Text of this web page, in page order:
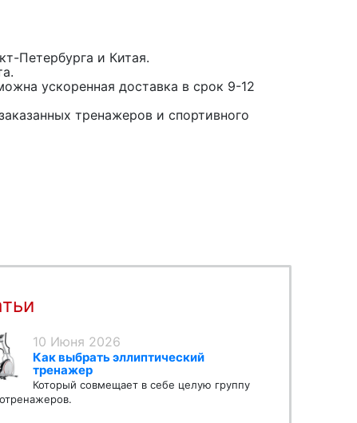
Петербурга и Китая.
ускоренная доставка в срок 9-12
тренажеров и спортивного
10 Июня 2026
Как выбрать эллиптический
тренажер
Который совмещает в себе целую группу